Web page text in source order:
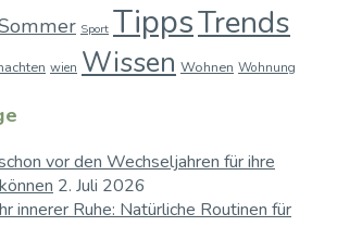
Sport TippsTrends
wien Wissen Wohnen Wohnung
vor den Wechseljahren für ihre
2. Juli 2026
innerer Ruhe: Natürliche Routinen für